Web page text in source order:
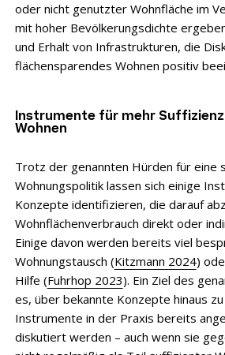
oder nicht genutzter Wohnfläche im
mit hoher Bevölkerungsdichte
und Erhalt von Infrastrukturen, die
flächensparendes Wohnen positiv
Instrumente für mehr Suffizienz
Wohnen
Trotz der genannten Hürden für eine
Wohnungspolitik lassen sich einige
Konzepte identifizieren, die darauf
Wohnflächenverbrauch direkt oder
Einige davon werden bereits viel
Wohnungstausch (Kitzmann 2024)
Hilfe (Fuhrhop 2023). Ein Ziel des
es, über bekannte Konzepte hinaus
Instrumente in der Praxis bereits
diskutiert werden – auch wenn sie